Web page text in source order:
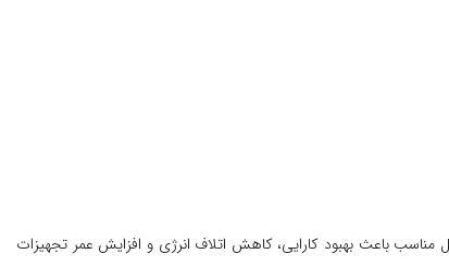
مناسب باعث بهبود کارایی، کاهش اتلاف انرژی و افزایش عمر تجهیزات